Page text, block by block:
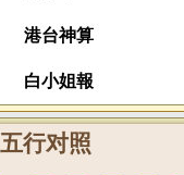
港台神算
白小姐報
五行对照